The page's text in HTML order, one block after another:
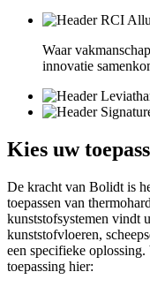
Waar
innovatie
Kies uw
De kracht van Bolidt is
toepassen van
kunststofsystemen vindt
kunststofvloeren,
een specifieke
toepassing hier: